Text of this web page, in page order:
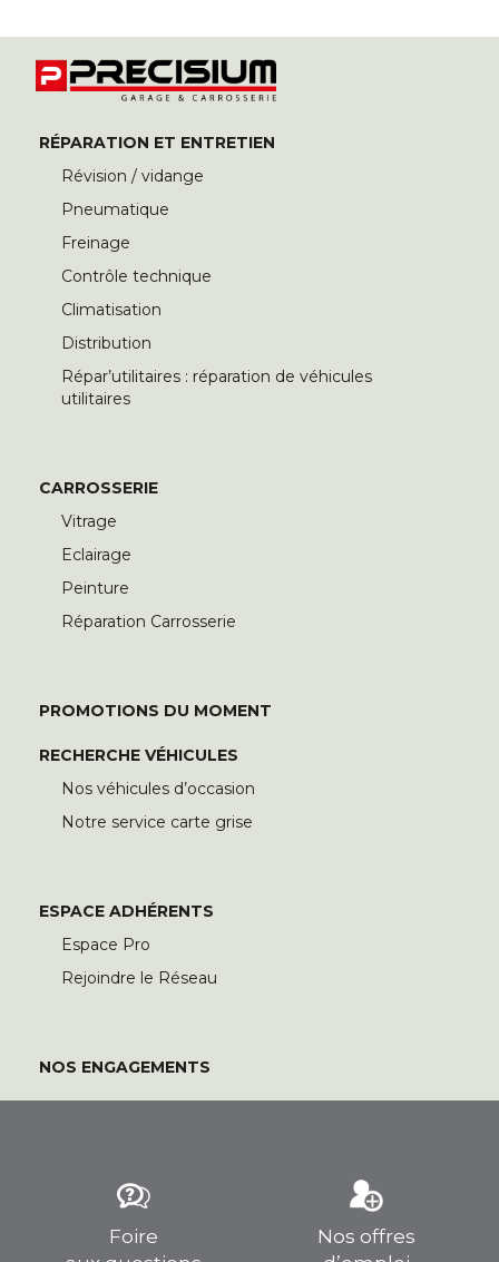
RÉPARATION ET ENTRETIEN
Révision / vidange
Pneumatique
Freinage
Contrôle technique
Climatisation
Distribution
Répar’utilitaires : réparation de véhicules
utilitaires
CARROSSERIE
Vitrage
Eclairage
Peinture
Réparation Carrosserie
PROMOTIONS DU MOMENT
RECHERCHE VÉHICULES
Nos véhicules d’occasion
Notre service carte grise
ESPACE ADHÉRENTS
Espace Pro
Rejoindre le Réseau
NOS ENGAGEMENTS
Foire
Nos offres